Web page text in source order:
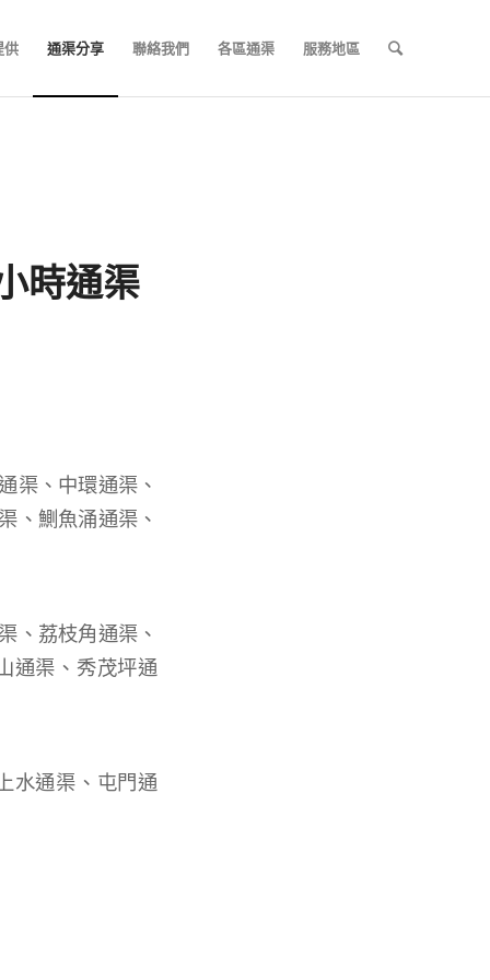
供 通渠分享 聯絡我們 各區通渠 服務地區
時通渠
渠、中環通渠、
、鰂魚涌通渠、
、荔枝角通渠、
通渠、秀茂坪通
水通渠、屯門通